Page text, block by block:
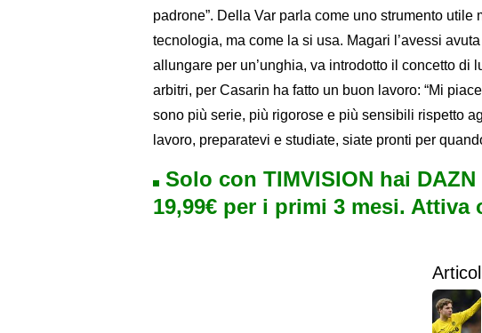
padrone”. Della Var parla come uno strumento utile
tecnologia, ma come la si usa. Magari l’avessi
allungare per un’unghia, va introdotto il concetto di
arbitri, per Casarin ha fatto un buon lavoro: “Mi
sono più serie, più rigorose e più sensibili rispetto
lavoro, preparatevi e studiate, siate pronti per
Solo con TIMVISION hai
19,99€ per i primi 3 mesi. Attiva